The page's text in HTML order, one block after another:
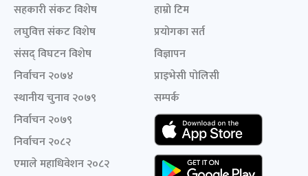
सहकारी संकट विशेष
लघुवित्त संकट विशेष
संसद् विघटन विशेष
निर्वाचन २०७४
स्थानीय चुनाव २०७९
निर्वाचन २०७९
निर्वाचन २०८२
एमाले महाधिवेशन २०८२
हाम्रो टिम
प्रयोगका सर्त
विज्ञापन
प्राइभेसी पोलिसी
सम्पर्क